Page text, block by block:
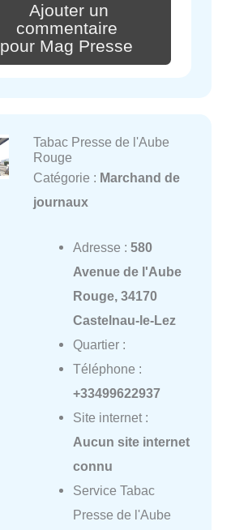
Ajouter un
commentaire
pour Mag Presse
Tabac Presse de l'Aube
Rouge
Catégorie : Marchand de
journaux
Adresse : 580
Avenue de l'Aube
Rouge, 34170
Castelnau-le-Lez
Quartier :
Téléphone :
+33499622937
Site internet :
Aucun site internet
connu
Service Tabac
Presse de l'Aube